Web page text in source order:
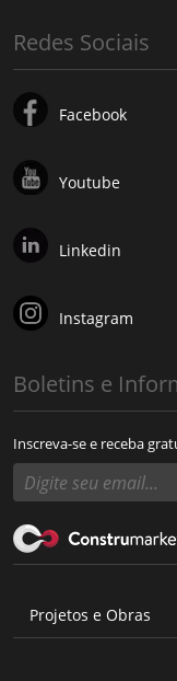
Redes Sociais
Facebook
Youtube
Linkedin
Instagram
Boletins e
Inscreva-se e receba
Projetos e Obras